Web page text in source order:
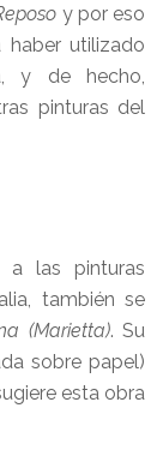
y por eso
haber utilizado
y de hecho,
pinturas del
a las pinturas
también se
(Marietta). Su
sobre papel)
esta obra